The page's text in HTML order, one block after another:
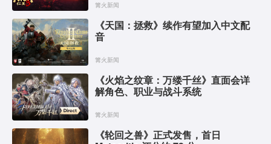
篝火新闻
《天国：拯救》续作有望加入中文配
音
篝火新闻
《火焰之纹章：万缕千丝》直面会详
解角色、职业与战斗系统
篝火新闻
《轮回之兽》正式发售，首日